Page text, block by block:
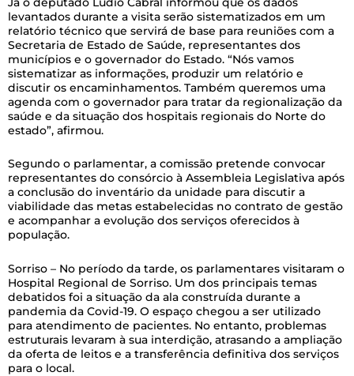
levantados durante a visita serão sistematizados em um
relatório técnico que servirá de base para reuniões com a
Secretaria de Estado de Saúde, representantes dos
municípios e o governador do Estado. “Nós vamos
sistematizar as informações, produzir um relatório e
discutir os encaminhamentos. Também queremos uma
agenda com o governador para tratar da regionalização da
saúde e da situação dos hospitais regionais do Norte do
estado”, afirmou.
Segundo o parlamentar, a comissão pretende convocar
representantes do consórcio à Assembleia Legislativa após
a conclusão do inventário da unidade para discutir a
viabilidade das metas estabelecidas no contrato de gestão
e acompanhar a evolução dos serviços oferecidos à
população.
Sorriso – No período da tarde, os parlamentares visitaram o
Hospital Regional de Sorriso. Um dos principais temas
debatidos foi a situação da ala construída durante a
pandemia da Covid-19. O espaço chegou a ser utilizado
para atendimento de pacientes. No entanto, problemas
estruturais levaram à sua interdição, atrasando a ampliação
da oferta de leitos e a transferência definitiva dos serviços
para o local.